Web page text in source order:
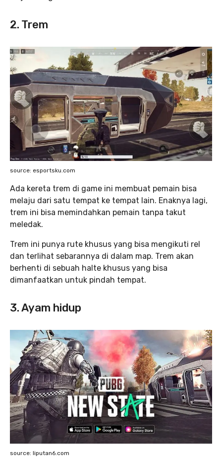
2. Trem
source: esportsku.com
Ada kereta trem di game ini membuat pemain bisa
melaju dari satu tempat ke tempat lain. Enaknya lagi,
trem ini bisa memindahkan pemain tanpa takut
meledak.
Trem ini punya rute khusus yang bisa mengikuti rel
dan terlihat sebarannya di dalam map. Trem akan
berhenti di sebuah halte khusus yang bisa
dimanfaatkan untuk pindah tempat.
3. Ayam hidup
source: liputan6.com